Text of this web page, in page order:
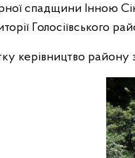
спадщини Інною
Голосіївського
керівництво району